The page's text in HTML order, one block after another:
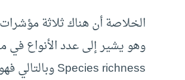
وهو يشير إلى عدد الأنواع في
Species richness وبالتالي فهو يساعد عند مقارنة عدد الأنواع في مختلف الأنظمة البيئية.